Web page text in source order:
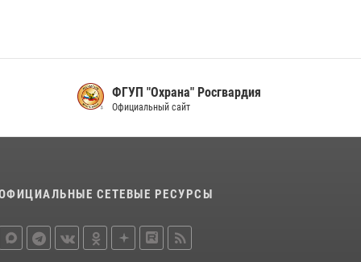
ФГУП "Охрана" Росгвардия
Официальный сайт
СЕТЕВЫЕ РЕСУРСЫ